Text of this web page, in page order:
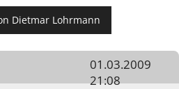
Dietmar Lohrmann
01.03.2009
21:08